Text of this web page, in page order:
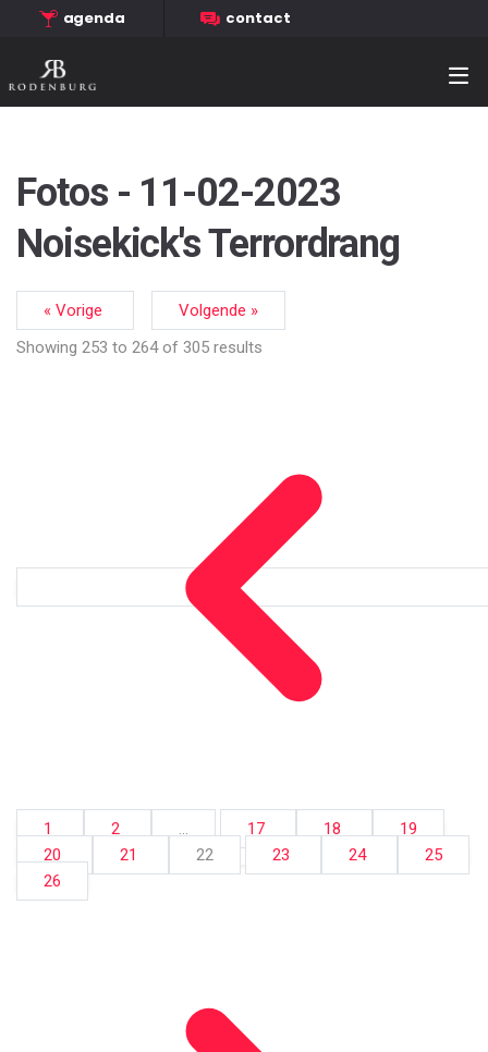
agenda contact
Fotos - 11-02-2023
Noisekick's Terrordrang
« Vorige
Volgende »
Showing 253 to 264of 305 results
1 2 ... 17 18
19
20
21 22 23 24
25
26